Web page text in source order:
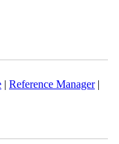
|Reference Manager